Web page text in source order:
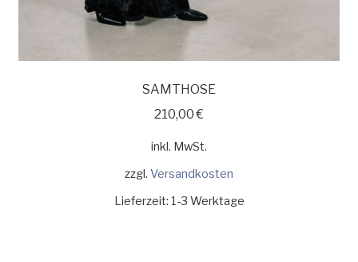
SAMTHOSE
210,00€
inkl. MwSt.
zzgl. Versandkosten
Lieferzeit: 1-3 Werktage